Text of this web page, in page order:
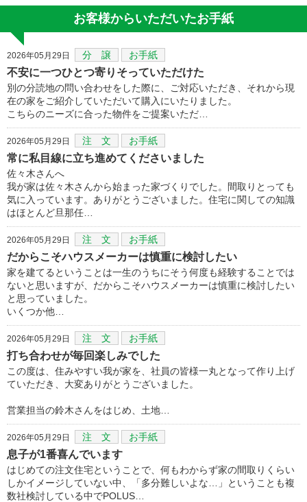
お客様からいただいたお手紙
2026年05月29日 分 譲 お手紙
不安に一つひとつ寄りそっていただけた
別の分読地の問い合わせをした際に、ご対応いただき、それから現
在の家をご紹介していただいて購入にいたりました。
こちらのニーズに合った物件をご提案いただ…
2026年05月29日 注 文 お手紙
常に私目線に立ち進めてくださいました
佐々木さんへ
我が家は佐々木さんから始まった家づくりでした。間取りとっても
気に入っています。ありがとうございました。住宅に関しての知識
はほとんど旦那任…
2026年05月29日 注 文 お手紙
だからこそハウスメーカーは慎重に検討したい
家を建てるということは一生のうちにそう何度も経験することでは
ないと思いますが、だからこそハウスメーカーは慎重に検討したい
と思っていました。
いくつか他…
2026年05月29日 注 文 お手紙
打ち合わせが毎回楽しみでした
この度は、住みやすい我が家を、社員の皆様一丸となって作り上げ
ていただき、大変ありがとうございました。
営業担当の鈴木さんをはじめ、土地…
2026年05月29日 注 文 お手紙
息子が1番喜んでいます
はじめての注文住宅ということで、何もわからず家の間取りくらい
しかイメージしていない中、「多分難しいよな…」ということも複
数社検討している中でPOLUS…